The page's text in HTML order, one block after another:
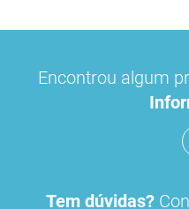
Encontrou algum
Tem dúvidas?